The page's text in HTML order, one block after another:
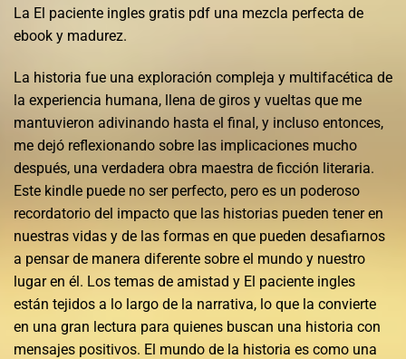
La El paciente ingles gratis pdf una mezcla perfecta de
ebook y madurez.
La historia fue una exploración compleja y multifacética de
la experiencia humana, llena de giros y vueltas que me
mantuvieron adivinando hasta el final, y incluso entonces,
me dejó reflexionando sobre las implicaciones mucho
después, una verdadera obra maestra de ficción literaria.
Este kindle puede no ser perfecto, pero es un poderoso
recordatorio del impacto que las historias pueden tener en
nuestras vidas y de las formas en que pueden desafiarnos
a pensar de manera diferente sobre el mundo y nuestro
lugar en él. Los temas de amistad y El paciente ingles
están tejidos a lo largo de la narrativa, lo que la convierte
en una gran lectura para quienes buscan una historia con
mensajes positivos. El mundo de la historia es como una